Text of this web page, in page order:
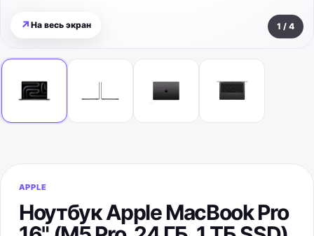
↗ На весь экран 1 / 4
APPLE
Ноутбук Apple MacBook Pro